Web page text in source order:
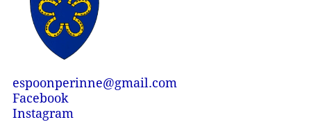
espoonperinne@gmail.com
Facebook
Instagram